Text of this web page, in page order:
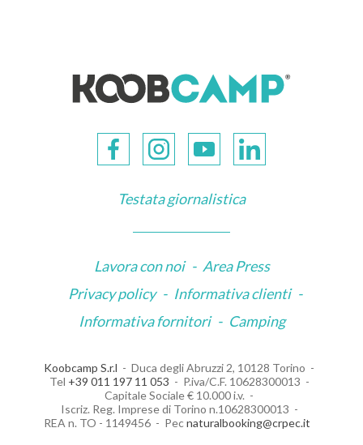
Testata giornalistica
Lavora con noi - Area Press
Privacy policy - Informativa clienti -
Informativa fornitori - Camping
Koobcamp S.r.l
Duca degli Abruzzi 2, 10128 Torino
Tel +39 011 197 11 053
P.iva/C.F. 10628300013
Capitale Sociale € 10.000 i.v.
Iscriz. Reg. Imprese di Torino n.10628300013
REA n. TO - 1149456
Pecnaturalbooking@crpec.it